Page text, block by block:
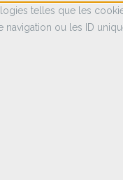
telles que les
ou les ID